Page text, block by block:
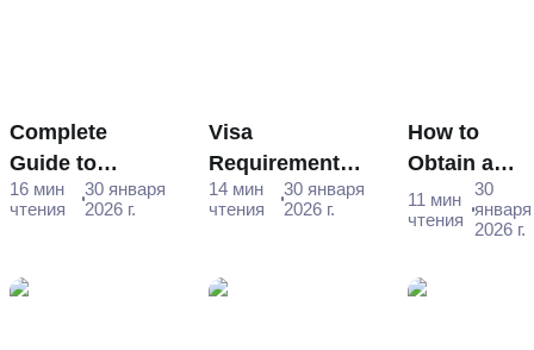
Complete
Guide to
Obtaining a
16 мин
чтения
30 января
2026 г.
Visa
Requirements
for Turkish
Russia - A
14 мин
чтения
30 января
2026 г.
How to
Obtain a
Russia e-
for
Step-by-
11 мин
чтения
30
января
2026 г.